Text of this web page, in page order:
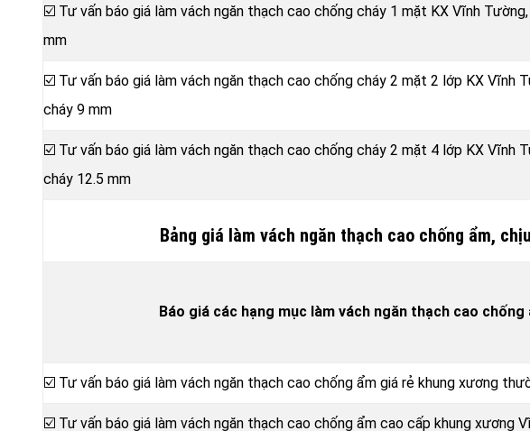
☑️ Tư vấn báo giá làm vách ngăn thạch cao chống cháy 1 mặt KX Vĩnh
mm
☑️ Tư vấn báo giá làm vách ngăn thạch cao chống cháy 2 mặt 2 lớp KX Vĩnh
cháy 9 mm
☑️ Tư vấn báo giá làm vách ngăn thạch cao chống cháy 2 mặt 4 lớp KX Vĩnh
cháy 12.5 mm
Bảng giá làm vách ngăn thạch cao chống ẩm,
Báo giá các hạng mục làm vách ngăn thạch cao chống
☑️ Tư vấn báo giá làm vách ngăn thạch cao chống ẩm giá rẻ khung xương
☑️ Tư vấn báo giá làm vách ngăn thạch cao chống ẩm cao cấp khung xương